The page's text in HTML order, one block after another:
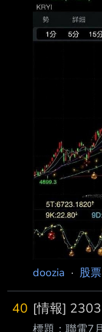
時間： 請勿
文內容： 隨
景氣強勁復
韓， 其政府
在企業獲利
doozia · 股
40 [情報]
標題：聯電7